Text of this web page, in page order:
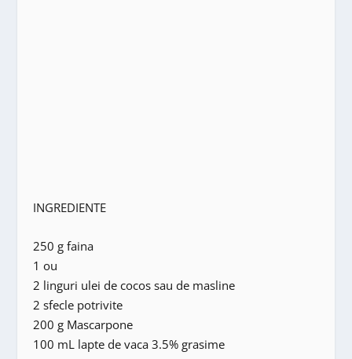
INGREDIENTE
250 g faina
1 ou
2 linguri ulei de cocos sau de masline
2 sfecle potrivite
200 g Mascarpone
100 mL lapte de vaca 3.5% grasime